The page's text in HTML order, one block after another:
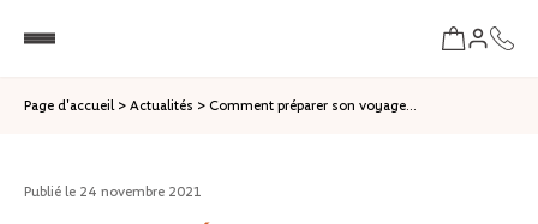
Page d'accueil > Actualités > Comment préparer son voyage...
Publié le 24 novembre 2021